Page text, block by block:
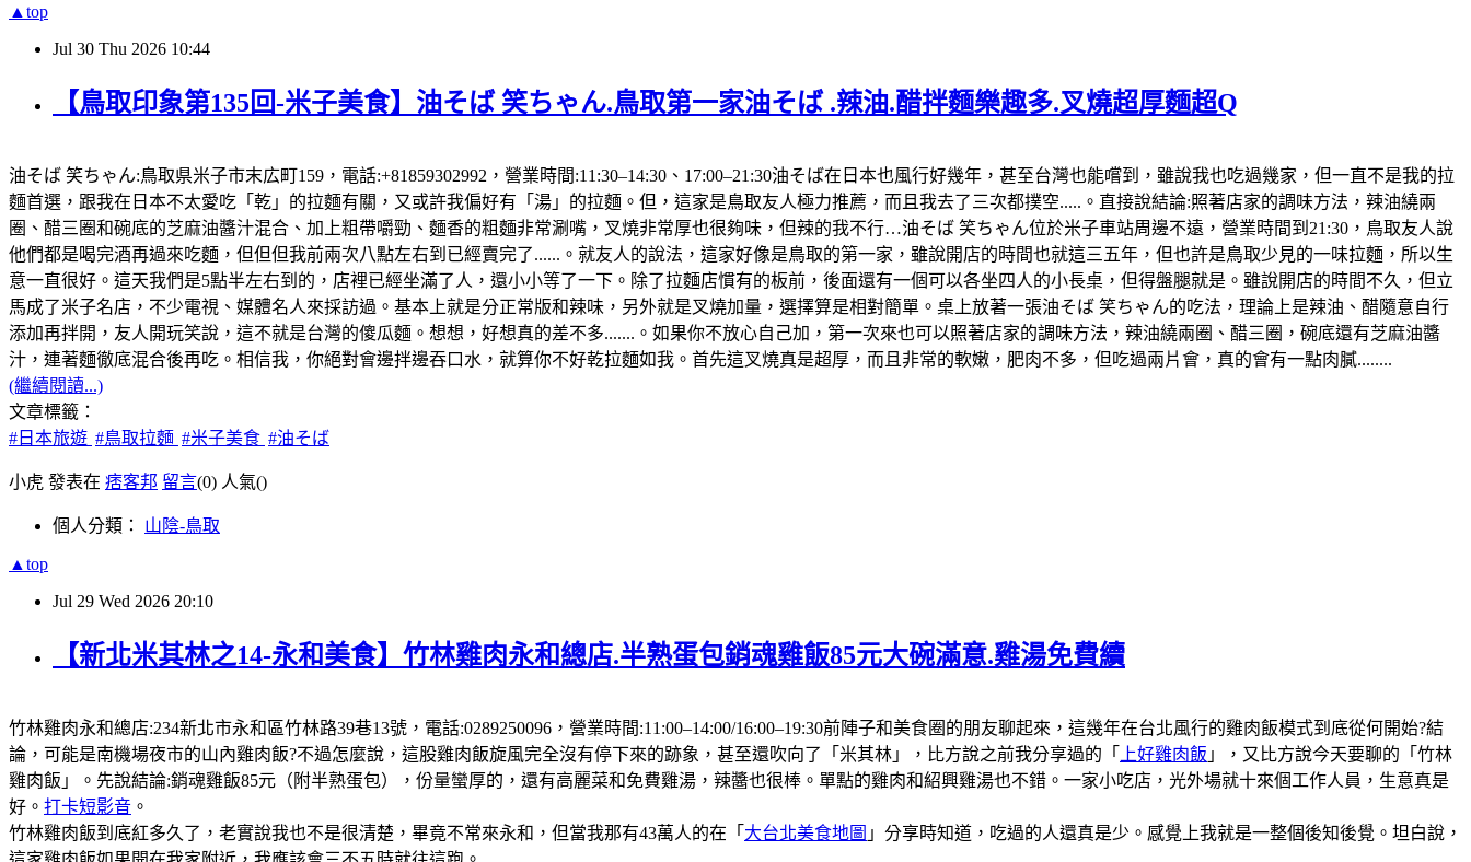
▲top
Jul 30 Thu 2026 10:44
【鳥取印象第135回-米子美食】油そば 笑ちゃん.鳥取第一家油そば .辣油.醋拌麵樂趣多.叉燒超厚麵超Q
油そば 笑ちゃん:鳥取県米子市末広町159，電話:+81859302992，營業時間:11:30–14:30、17:00–21:30油そば在日本也風行好幾年，甚至台灣也能嚐到，雖說我也吃過幾家，但一直不是我的拉
麵首選，跟我在日本不太愛吃「乾」的拉麵有關，又或許我偏好有「湯」的拉麵。但，這家是鳥取友人極力推薦，而且我去了三次都撲空.....。直接說結論:照著店家的調味方法，辣油繞兩
圈、醋三圈和碗底的芝麻油醬汁混合、加上粗帶嚼勁、麵香的粗麵非常涮嘴，叉燒非常厚也很夠味，但辣的我不行…油そば 笑ちゃん位於米子車站周邊不遠，營業時間到21:30，鳥取友人說
他們都是喝完酒再過來吃麵，但但但我前兩次八點左右到已經賣完了......。就友人的說法，這家好像是鳥取的第一家，雖說開店的時間也就這三五年，但也許是鳥取少見的一味拉麵，所以生
意一直很好。這天我們是5點半左右到的，店裡已經坐滿了人，還小小等了一下。除了拉麵店慣有的板前，後面還有一個可以各坐四人的小長桌，但得盤腿就是。雖說開店的時間不久，但立
馬成了米子名店，不少電視、媒體名人來採訪過。基本上就是分正常版和辣味，另外就是叉燒加量，選擇算是相對簡單。桌上放著一張油そば 笑ちゃん的吃法，理論上是辣油、醋隨意自行
添加再拌開，友人開玩笑說，這不就是台灣的傻瓜麵。想想，好想真的差不多.......。如果你不放心自己加，第一次來也可以照著店家的調味方法，辣油繞兩圈、醋三圈，碗底還有芝麻油醬
汁，連著麵徹底混合後再吃。相信我，你絕對會邊拌邊吞口水，就算你不好乾拉麵如我。首先這叉燒真是超厚，而且非常的軟嫩，肥肉不多，但吃過兩片會，真的會有一點肉膩........
(繼續閱讀...)
文章標籤：
#日本旅遊 #鳥取拉麵 #米子美食 #油そば
小虎 發表在 痞客邦 留言(0) 人氣()
個人分類： 山陰-鳥取
▲top
Jul 29 Wed 2026 20:10
【新北米其林之14-永和美食】竹林雞肉永和總店.半熟蛋包銷魂雞飯85元大碗滿意.雞湯免費續
竹林雞肉永和總店:234新北市永和區竹林路39巷13號，電話:0289250096，營業時間:11:00–14:00/16:00–19:30前陣子和美食圈的朋友聊起來，這幾年在台北風行的雞肉飯模式到底從何開始?結
論，可能是南機場夜市的山內雞肉飯?不過怎麼說，這股雞肉飯旋風完全沒有停下來的跡象，甚至還吹向了「米其林」，比方說之前我分享過的「
上好雞肉飯 」，又比方說今天要聊的「竹林
雞肉飯」。先說結論:銷魂雞飯85元（附半熟蛋包），份量蠻厚的，還有高麗菜和免費雞湯，辣醬也很棒。單點的雞肉和紹興雞湯也不錯。一家小吃店，光外場就十來個工作人員，生意真是
好。 打卡短影音 。
竹林雞肉飯到底紅多久了，老實說我也不是很清楚，畢竟不常來永和，但當我那有43萬人的在「 大台北美食地圖 」分享時知道，吃過的人還真是少。感覺上我就是一整個後知後覺。坦白說，